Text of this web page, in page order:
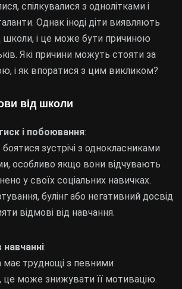
спілкувалися з однолітками і
Однак іноді діти виявляють
школи, і це може бути причиною
Які причини можуть стояти за
і як впоратися з цим викликом?
від школи
і побоювання:
зустрічі з однокласниками
особливо якщо вони відчувають
у своїх соціальних навичках.
булінг або негативний досвід
відмові від навчання.
:
труднощі з певними
може знижувати її мотивацію.